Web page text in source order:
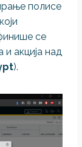
полисе
се
акција над
).